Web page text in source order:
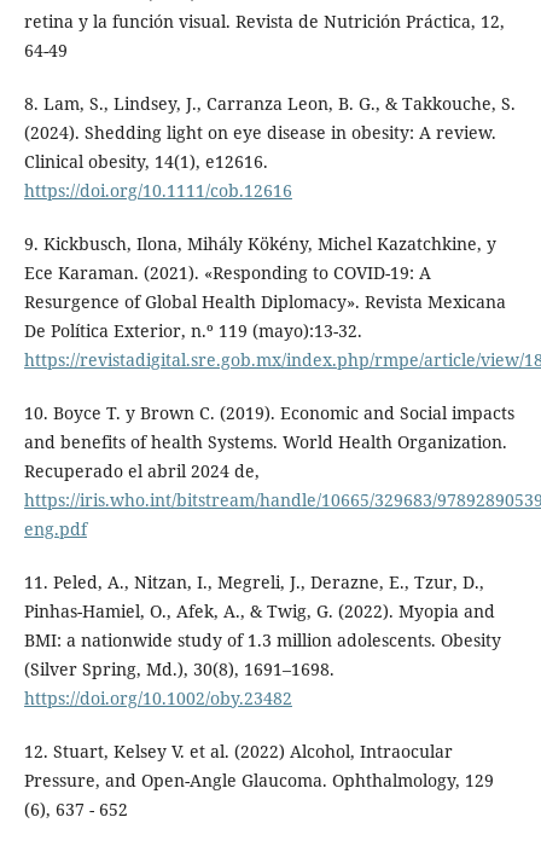
retina y la función visual. Revista de Nutrición Práctica, 12,
64-49
8. Lam, S., Lindsey, J., Carranza Leon, B. G., & Takkouche, S.
(2024). Shedding light on eye disease in obesity: A review.
Clinical obesity, 14(1), e12616.
https://doi.org/10.1111/cob.12616
9. Kickbusch, Ilona, Mihály Kökény, Michel Kazatchkine, y
Ece Karaman. (2021). «Responding to COVID-19: A
Resurgence of Global Health Diplomacy». Revista Mexicana
De Política Exterior, n.º 119 (mayo):13-32.
https://revistadigital.sre.gob.mx/index.php/rmpe/article/view/
10. Boyce T. y Brown C. (2019). Economic and Social impacts
and benefits of health Systems. World Health Organization.
Recuperado el abril 2024 de,
https://iris.who.int/bitstream/handle/10665/329683/
eng.pdf
11. Peled, A., Nitzan, I., Megreli, J., Derazne, E., Tzur, D.,
Pinhas-Hamiel, O., Afek, A., & Twig, G. (2022). Myopia and
BMI: a nationwide study of 1.3 million adolescents. Obesity
(Silver Spring, Md.), 30(8), 1691–1698.
https://doi.org/10.1002/oby.23482
12. Stuart, Kelsey V. et al. (2022) Alcohol, Intraocular
Pressure, and Open-Angle Glaucoma. Ophthalmology, 129
(6), 637 - 652